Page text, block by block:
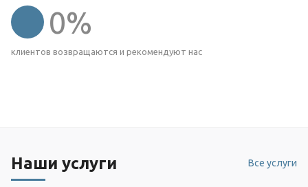
0%
клиентов возвращаются и рекомендуют нас
Все услуги
Наши услуги